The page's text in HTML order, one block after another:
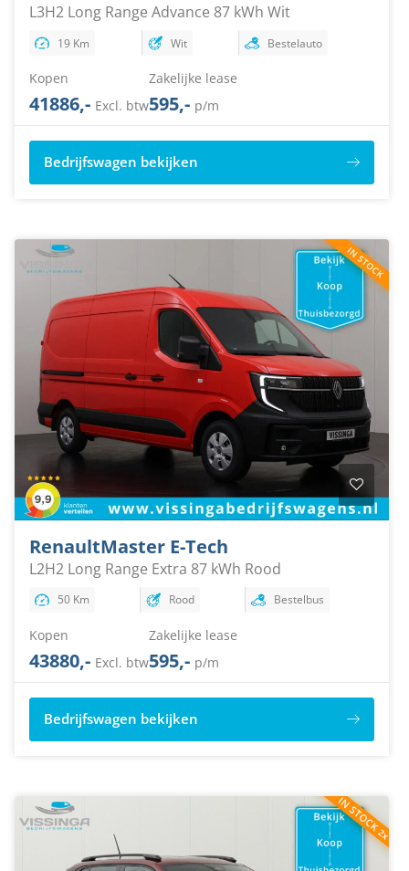
L3H2 Long Range Advance 87 kWh Wit
19 Km Wit Bestelauto
Kopen
41886,- Excl. btw
Zakelijke lease
595,- p/m
Bedrijfswagen bekijken
RenaultMaster E-Tech
L2H2 Long Range Extra 87 kWh Rood
50 Km Rood Bestelbus
Kopen
43880,- Excl. btw
Zakelijke lease
595,- p/m
Bedrijfswagen bekijken